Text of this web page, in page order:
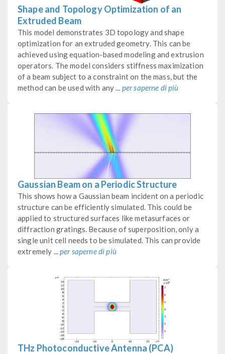
Shape and Topology Optimization of an
Extruded Beam
This model demonstrates 3D topology and shape
optimization for an extruded geometry. This can be
achieved using equation-based modeling and extrusion
operators. The model considers stiffness maximization
of a beam subject to a constraint on the mass, but the
method can be used with any ... per saperne di più
Gaussian Beam on a Periodic Structure
This shows how a Gaussian beam incident on a periodic
structure can be efficiently simulated. This could be
applied to structured surfaces like metasurfaces or
diffraction gratings. Because of superposition, only a
single unit cell needs to be simulated. This can provide
extremely ...per saperne di più
THz Photoconductive Antenna (PCA)